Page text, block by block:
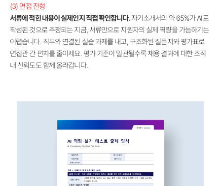
(3) 면접 전형
서류에 적힌 내용이 실제인지 직접 확인합니다.자기소개서의 약 65%가 AI로
작성된 것으로 추정되는 지금, 서류만으로 지원자의 실제 역량을 가늠하기는
어렵습니다. 직무와 연결된 실습 과제를 내고, 구조화된 질문지와 평가표로
면접관 간 편차를 줄이세요. 평가 기준이 일관될수록 채용 결과에 대한 조직
내 신뢰도도 함께 올라갑니다.